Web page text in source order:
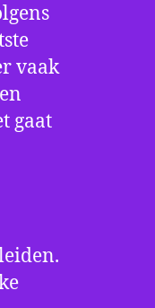
vaak
gaat